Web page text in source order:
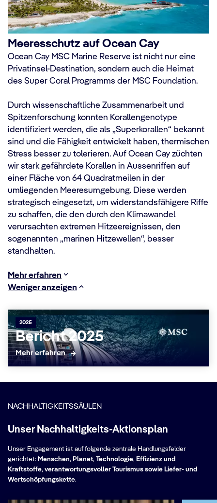
Meeresschutz auf Ocean Cay
Ocean Cay MSC Marine Reserve ist nicht nur eine
Privatinsel-Destination, sondern auch die Heimat
des Super Coral Programms der MSC Foundation.
Durch wissenschaftliche Zusammenarbeit und
Spitzenforschung konnten Korallengenotype
identifiziert werden, die als „Superkorallen“ bekannt
sind und die Fähigkeit entwickelt haben, thermischen
Stress besser zu tolerieren. Auf Ocean Cay züchten
wir stark gefährdete Korallen in Aussenriffen auf
einer Fläche von 64 Quadratmeilen in der
umliegenden Meeresumgebung. Diese werden
strategisch eingesetzt, um widerstandsfähigere Riffe
zu schaffen, die den durch den Klimawandel
verursachten extremen Hitzeereignissen, den
sogenannten „marinen Hitzewellen“, besser
standhalten.
Mehr erfahren
Weniger anzeigen
2025
Bericht 2025
Mehr erfahren
NACHHALTIGKEITSSÄULEN
Unser Nachhaltigkeits-Aktionsplan
Unser Engagement ist auf folgende zentrale Handlungsfelder
gerichtet: Menschen, Planet, Technologie, Effizienz und
Kraftstoffe, verantwortungsvoller Tourismus sowie Liefer- und
Wertschöpfungskette.